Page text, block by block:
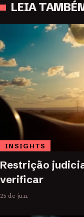
LEIA
INSIGHTS
Restrição
verificar
25 de jun.